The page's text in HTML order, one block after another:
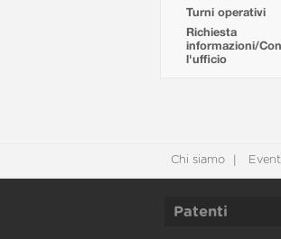
Turni operativi
Richiesta
informazioni/
l'ufficio
Chi siamo
Patenti